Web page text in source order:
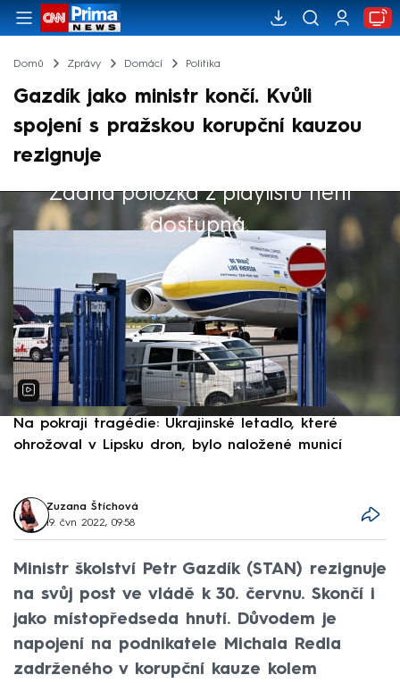
Domů Zprávy Domácí Politika
Gazdík jako ministr končí. Kvůli
spojení s pražskou korupční kauzou
rezignuje
Žádná položka z playlistu není
dostupná.
Výběr redakce
Na pokraji tragédie: Ukrajinské letadlo, které
ohrožoval v Lipsku dron, bylo naložené municí
Zuzana Štíchová
19. čvn 2022, 09:58
Ministr školství Petr Gazdík (STAN) rezignuje
na svůj post ve vládě k 30. červnu. Skončí i
jako místopředseda hnutí. Důvodem je
napojení na podnikatele Michala Redla
zadrženého v korupční kauze kolem